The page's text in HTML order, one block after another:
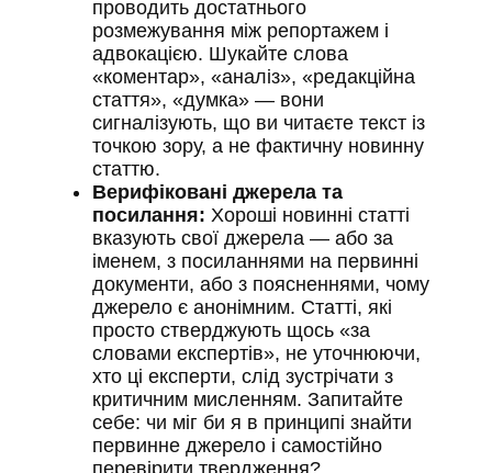
проводить достатнього
розмежування між репортажем і
адвокацією. Шукайте слова
«коментар», «аналіз», «редакційна
стаття», «думка» — вони
сигналізують, що ви читаєте текст із
точкою зору, а не фактичну новинну
статтю.
Верифіковані джерела та
посилання: Хороші новинні статті
вказують свої джерела — або за
іменем, з посиланнями на первинні
документи, або з поясненнями, чому
джерело є анонімним. Статті, які
просто стверджують щось «за
словами експертів», не уточнюючи,
хто ці експерти, слід зустрічати з
критичним мисленням. Запитайте
себе: чи міг би я в принципі знайти
первинне джерело і самостійно
перевірити твердження?